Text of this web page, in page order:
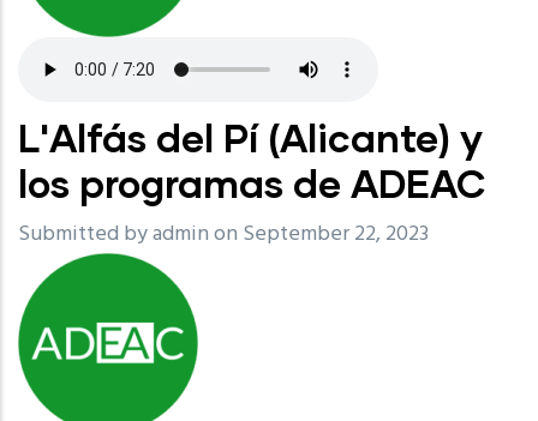
L'Alfás del Pí (Alicante) y
los programas de ADEAC
Submitted byadminon September 22, 2023